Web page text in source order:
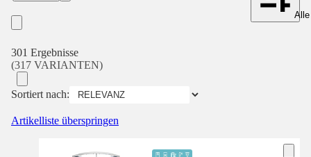
301 Ergebnisse
(317 VARIANTEN)
Sortiert nach:
Artikelliste überspringen